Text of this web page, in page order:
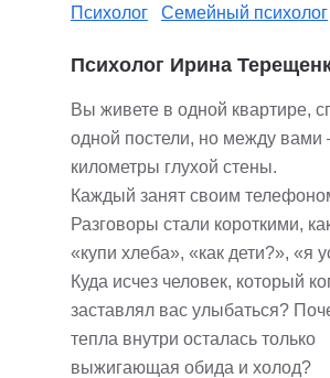
Психолог Семейный психолог
Психолог Ирина
Вы живете в одной квартире,
одной постели, но между
километры глухой стены.
Каждый занят своим
Разговоры стали короткими,
«купи хлеба», «как дети?», «я
Куда исчез человек, который
заставлял вас улыбаться?
тепла внутри осталась только
выжигающая обида и холод?